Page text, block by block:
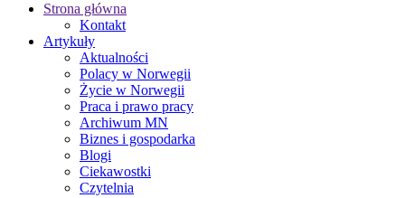
Strona główna
Kontakt
Artykuły
Aktualności
Polacy w Norwegii
Życie w Norwegii
Praca i prawo pracy
Archiwum MN
Biznes i gospodarka
Blogi
Ciekawostki
Czytelnia